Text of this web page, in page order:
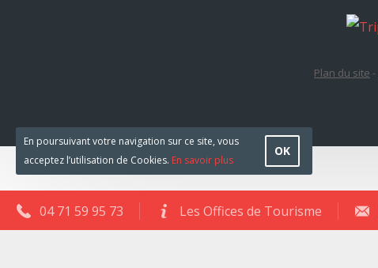
Plan du site -
04 71 59 95 73 Les Offices de Tourisme
En poursuivant votre navigation sur ce site, vous
acceptez l’utilisation de Cookies. En savoir plus
OK